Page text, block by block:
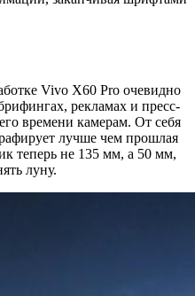
Vivo X60 Pro очевидно
рекламах и пресс-
времени камерам. От себя
лучше чем прошлая
теперь не 135 мм, а 50 мм,
луну.